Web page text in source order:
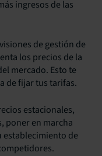
ingresos de las
de gestión de
los precios de la
mercado. Esto te
de fijar tus tarifas.
estacionales,
poner en marcha
establecimiento de